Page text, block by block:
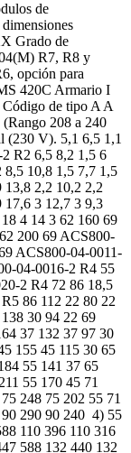
de
Grado de
R7, R8 y
opción para
420C Armario I
de tipo A A
208 a 240
(230 V). 5,1 6,5 1,1
R2 6,5 8,2 1,5 6
8,5 10,8 1,5 7,7 1,5
2,2 10,2 2,2
17,6 3 12,7 3 9,3
4 14 3 62 160 69
200 69 ACS800-
ACS800-04-0011-
04-0016-2 R4 55
2 R4 72 86 18,5
86 112 22 80 22
30 94 22 69
37 132 37 97 30
155 45 115 30 65
55 141 37 65
55 170 45 71
248 75 202 55 71
290 90 240 4) 55
110 396 110 316
588 132 440 132